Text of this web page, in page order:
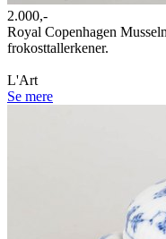
2.000,-
Royal Copenhagen
frokosttallerkener.
L'Art
Se mere